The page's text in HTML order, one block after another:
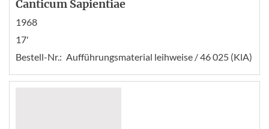
Canticum Sapientiae
1968
17'
Bestell-Nr.: Aufführungsmaterial leihweise / 46 025 (KlA)